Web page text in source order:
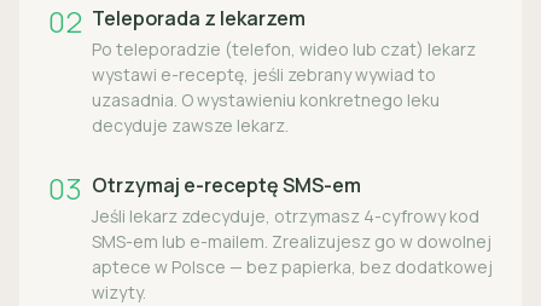
02 Teleporada z lekarzem
Po teleporadzie (telefon, wideo lub czat) lekarz
wystawi e-receptę, jeśli zebrany wywiad to
uzasadnia. O wystawieniu konkretnego leku
decyduje zawsze lekarz.
03 Otrzymaj e-receptę SMS-em
Jeśli lekarz zdecyduje, otrzymasz 4-cyfrowy kod
SMS-em lub e-mailem. Zrealizujesz go w dowolnej
aptece w Polsce — bez papierka, bez dodatkowej
wizyty.